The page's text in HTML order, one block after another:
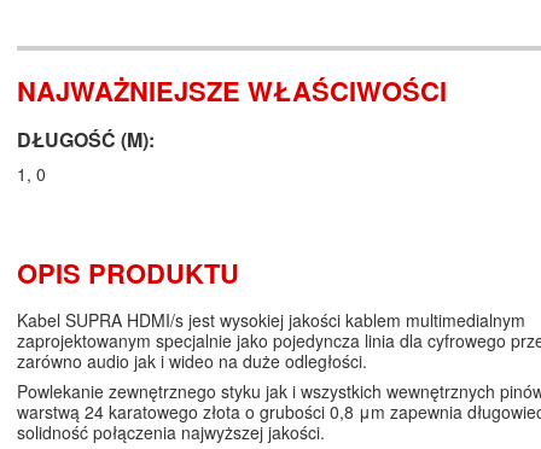
NAJWAŻNIEJSZE WŁAŚCIWOŚCI
DŁUGOŚĆ (M):
1, 0
OPIS PRODUKTU
Kabel SUPRA HDMI/s jest wysokiej jakości kablem multimedialnym
zaprojektowanym specjalnie jako pojedyncza linia dla cyfrowego
zarówno audio jak i wideo na duże odległości.
Powlekanie zewnętrznego styku jak i wszystkich wewnętrznych
warstwą 24 karatowego złota o grubości 0,8 μm zapewnia
solidność połączenia najwyższej jakości.